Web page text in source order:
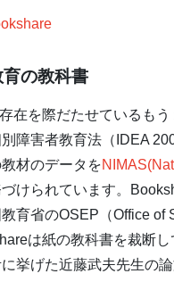
の教科書
在を際だたせているもう
障害者教育法（IDEA
材のデータを
けられています。
育省のOSEP（Office of
は紙の教科書を裁断し
挙げた近藤武夫先生の